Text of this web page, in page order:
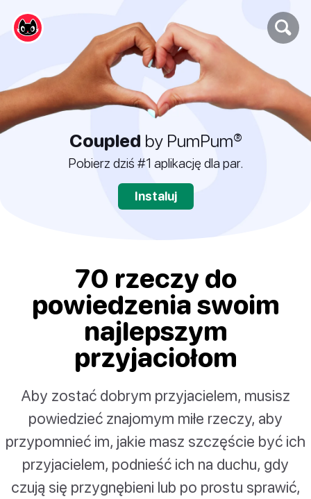
Coupled by PumPum®
Pobierz dziś #1 aplikację dla par.
Instaluj
70 rzeczy do
powiedzenia swoim
najlepszym
przyjaciołom
Aby zostać dobrym przyjacielem, musisz
powiedzieć znajomym miłe rzeczy, aby
przypomnieć im, jakie masz szczęście być ich
przyjacielem, podnieść ich na duchu, gdy
czują się przygnębieni lub po prostu sprawić,